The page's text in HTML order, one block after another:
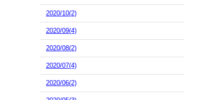
2020/10(2)
2020/09(4)
2020/08(2)
2020/07(4)
2020/06(2)